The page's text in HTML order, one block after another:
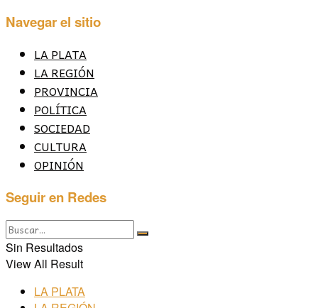
Navegar el sitio
LA PLATA
LA REGIÓN
PROVINCIA
POLÍTICA
SOCIEDAD
CULTURA
OPINIÓN
Seguir en Redes
Sin Resultados
View All Result
LA PLATA